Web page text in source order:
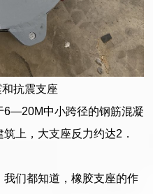
和抗震支座
6—20M中小跨径的钢筋混凝
上，大支座反力约达2．
们都知道，橡胶支座的作